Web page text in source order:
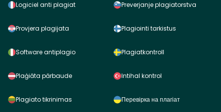
Logiciel anti plagiat
Provjera plagijata
Software antiplagio
Plaģiāta pārbaude
Plagiato tikrinimas
Preverjanje plagiatorstva
Plagiointi tarkistus
Plagiatkontroll
Intihal kontrol
Перевірка на плагіат